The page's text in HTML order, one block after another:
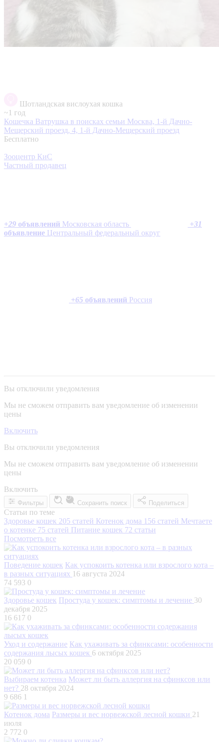
Шотландская вислоухая кошка
~1 год
Кошечка Ватрушка в поисках семьи Москва, 1-й Дачно-
Мещерский проезд, 4, 1-й Дачно-Мещерский проезд
Бесплатно
Зооцентр КиС
Частный продавец
+29 объявлений Московская область +31
объявление Центральный федеральный округ
+65 объявлений Россия
Вы отключили уведомления
Мы не сможем отправить вам уведомление об изменении
цены
Включить
Вы отключили уведомления
Мы не сможем отправить вам уведомление об изменении
цены
Включить
Фильтры Сохранить поиск Поделиться
Статьи по теме
Здоровье кошек 205 статей Котенок дома 156 статей Мечтаете
о котенке 75 статей Питание кошек 72 статьи
Посмотреть все
Поведение кошек Как успокоить котенка или взрослого кота –
в разных ситуациях 16 августа 2024
74 593 0
Здоровье кошек Простуда у кошек: симптомы и лечение 30
декабря 2025
16 617 0
Уход и содержание Как ухаживать за сфинксами: особенности
содержания лысых кошек 6 октября 2025
20 059 0
Выбираем котенка Может ли быть аллергия на сфинксов или
нет? 28 октября 2024
9 686 1
Котенок дома Размеры и вес норвежской лесной кошки 21
июля
2 772 0